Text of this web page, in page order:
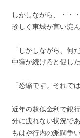
しかしながら、・・・
珍しく東城が言い淀ん
「しかしながら、何だ
中窪が続けろと促した
「恐縮です。それで
近年の超低金利で銀
分に洩れない状況であ
もはや行内の派閥争